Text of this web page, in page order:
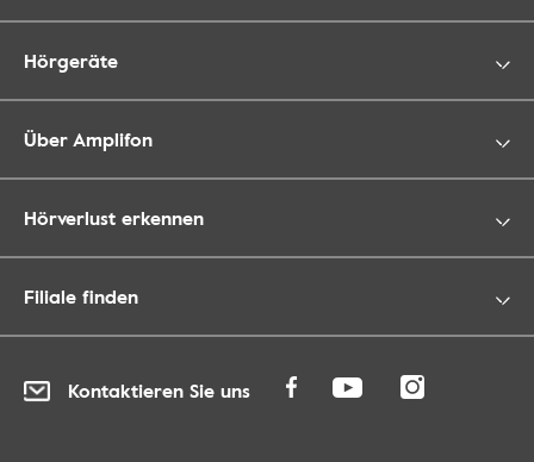
Hörgeräte
Über Amplifon
Hörverlust erkennen
Filiale finden
Kontaktieren Sie uns